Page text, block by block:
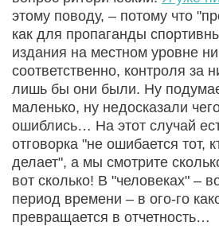
этому поводу, – потому что
как для пропаганды
издания на местном уровне
соответственно, контроля за
лишь бы они были. Ну
маленько, ну недосказали
ошиблись… На этот случай
отговорка "не ошибается тот,
делает", а мы смотрите
вот сколько! В "человеках" –
период времени – в ого-го
превращается в отчетность…